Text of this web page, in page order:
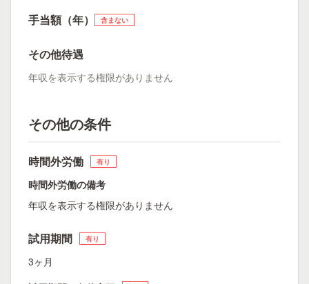
手当額（年） 含まない
その他待遇
年収を表示する権限がありません
その他の条件
時間外労働 有り
時間外労働の備考
年収を表示する権限がありません
試用期間 有り
3ヶ月